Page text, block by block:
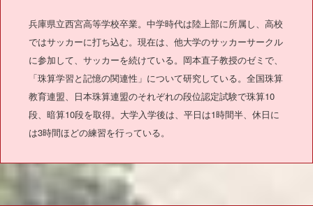
兵庫県立西宮高等学校卒業。中学時代は陸上部に所属し、高校
ではサッカーに打ち込む。現在は、他大学のサッカーサークル
に参加して、サッカーを続けている。岡本直子教授のゼミで、
「珠算学習と記憶の関連性」について研究している。全国珠算
教育連盟、日本珠算連盟のそれぞれの段位認定試験で珠算10
段、暗算10段を取得。大学入学後は、平日は1時間半、休日に
は3時間ほどの練習を行っている。